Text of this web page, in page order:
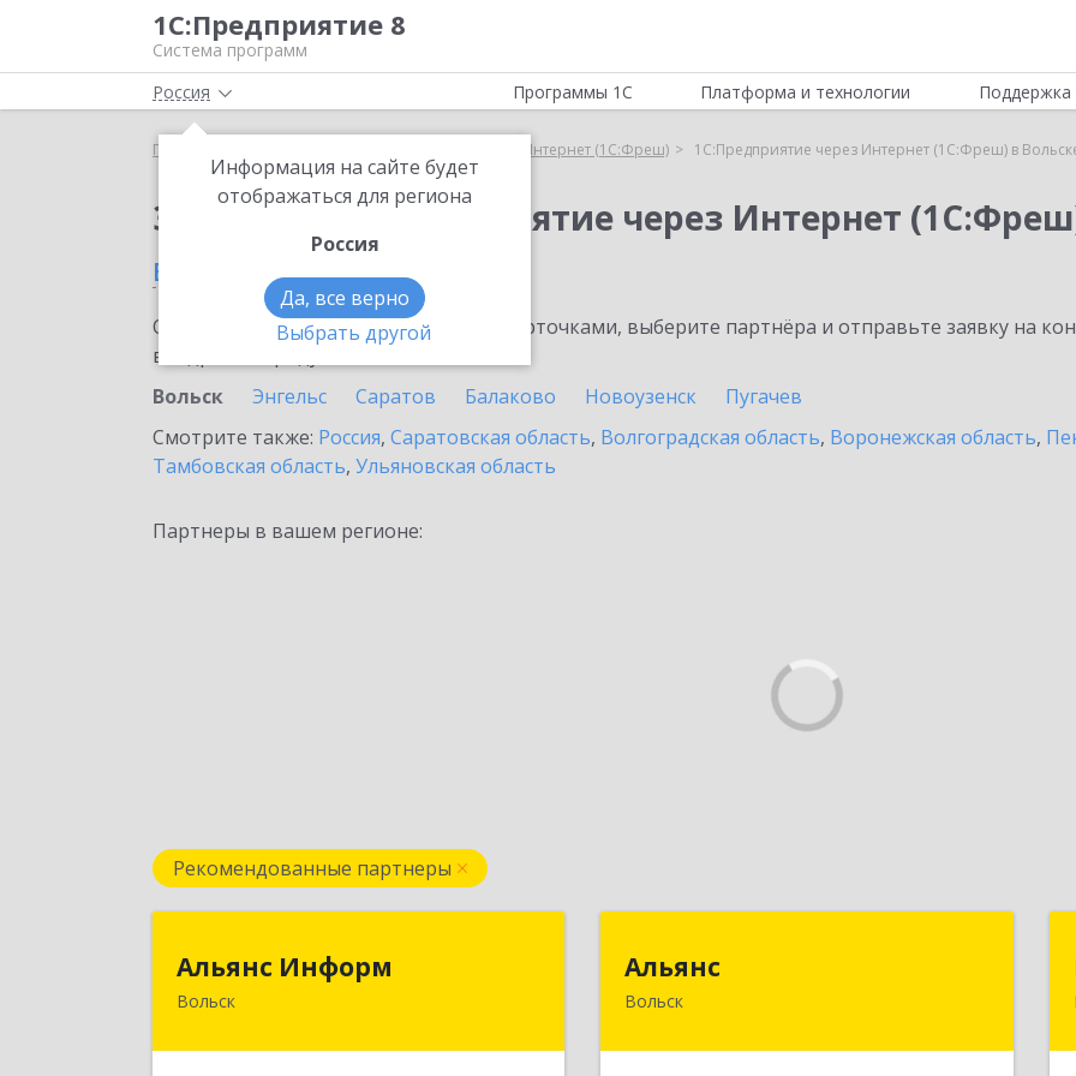
1С:Предприятие 8
Система программ
Россия
Информация на сайте будет
отображаться для региона
Россия
Да, все верно
Выбрать другой
Программы 1С Платформа и технологии Поддержка
Главная 1С:Предприятие через Интернет (1С:Фреш) 1С:Предприятие через Интернет (1С:Фреш) в
Заказать 1С:Предприятие через Интернет
в Вольске
Ознакомьтесь с информационными карточками, выберите партнёра и отправьте заявку на
внедрение продукта.
Вольск
Энгельс Саратов Балаково Новоузенск
Пугачев
Смотрите также: Россия, Саратовская область, Волгоградская область, Воронежская область,
Тамбовская область, Ульяновская область
Партнеры в вашем регионе:
Рекомендованные партнеры
Альянс Информ
Вольск
Альянс Информ
412906, Саратовская обл, Вольск г,
Альянс
Вольск412900, Саратовская обл, Вольск г,